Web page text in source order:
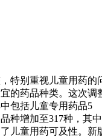
特别重视儿童用药的
的药品种类。这次调
包括儿童专用药品5
种增加至317种，其中
儿童用药可及性。新